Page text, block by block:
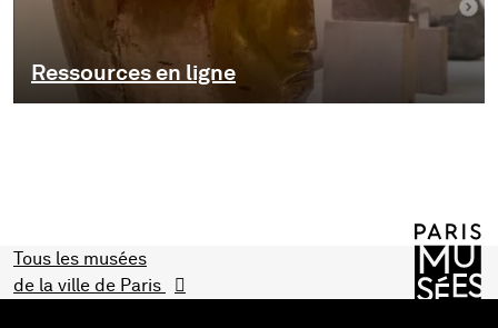
Ressources en ligne
Tous les musées
de la ville de Paris